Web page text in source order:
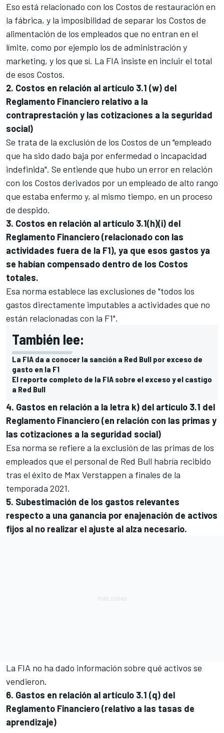
Eso está relacionado con los Costos de restauración en
la fábrica, y la imposibilidad de separar los Costos de
alimentación de los empleados que no entran en el
límite, como por ejemplo los de administración y
marketing, y los que sí. La FIA insiste en incluir el total
de esos Costos.
2. Costos en relación al artículo 3.1 (w) del
Reglamento Financiero relativo a la
contraprestación y las cotizaciones a la seguridad
social)
Se trata de la exclusión de los Costos de un "empleado
que ha sido dado baja por enfermedad o incapacidad
indefinida". Se entiende que hubo un error en relación
con los Costos derivados por un empleado de alto rango
que estaba enfermo y, al mismo tiempo, en un proceso
de despido.
3. Costos en relación al artículo 3.1(h)(i) del
Reglamento Financiero (relacionado con las
actividades fuera de la F1), ya que esos gastos ya
se habían compensado dentro de los Costos
totales.
Esa norma establece las exclusiones de "todos los
gastos directamente imputables a actividades que no
están relacionadas con la F1".
También lee:
La FIA da a conocer la sanción a Red Bull por exceso de
gasto en la F1
El reporte completo de la FIA sobre el exceso y el castigo
a Red Bull
4. Gastos en relación a la letra k) del artículo 3.1 del
Reglamento Financiero (en relación con las primas y
las cotizaciones a la seguridad social)
Esa norma se refiere a la exclusión de las primas de los
empleados que el personal de Red Bull habría recibido
tras el éxito de Max Verstappen a finales de la
temporada 2021.
5. Subestimación de los gastos relevantes
respecto a una ganancia por enajenación de activos
fijos al no realizar el ajuste al alza necesario.
La FIA no ha dado información sobre qué activos se
vendieron.
6. Gastos en relación al artículo 3.1 (q) del
Reglamento Financiero (relativo a las tasas de
aprendizaje)